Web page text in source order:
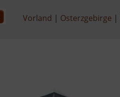
Vorland Osterzgebirge